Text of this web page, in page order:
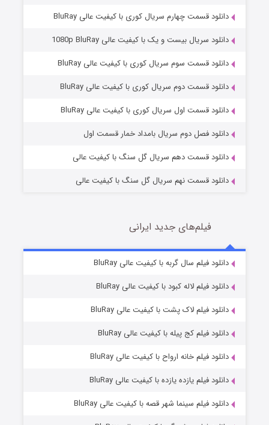
مردگان متحرک: شهر مرده ۳
قسمت2 (زیرنویس) منتشر شد
قسمت7 (زیرنویس) منتشر شد
دانلود قسمت چهارم سریال کوری با کیفیت عالی BluRay
دانلود سریال بیست و یک با کیفیت عالی 1080p BluRay
دانلود قسمت سوم سریال کوری با کیفیت عالی BluRay
دانلود قسمت دوم سریال کوری با کیفیت عالی BluRay
دانلود قسمت اول سریال کوری با کیفیت عالی BluRay
دانلود فصل دوم سریال بامداد خمار قسمت اول
دانلود قسمت دهم سریال گل سنگ با کیفیت عالی
دانلود قسمت نهم سریال گل سنگ با کیفیت عالی
فیلم‌های جدید ایرانی
دانلود فیلم سال گربه با کیفیت عالی BluRay
دانلود فیلم لاله کبود با کیفیت عالی BluRay
دانلود فیلم لاک پشت با کیفیت عالی BluRay
دانلود فیلم کج‌ پیله با کیفیت عالی BluRay
دانلود فیلم خانه ارواح با کیفیت عالی BluRay
دانلود فیلم یازده یازده با کیفیت عالی BluRay
دانلود فیلم سینما شهر قصه با کیفیت عالی BluRay